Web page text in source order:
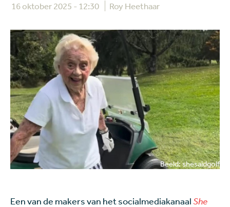
16 oktober 2025 - 12:30 Roy Heethaar
Beeld: shesaidgolf
Een van de makers van het socialmediakanaalShe